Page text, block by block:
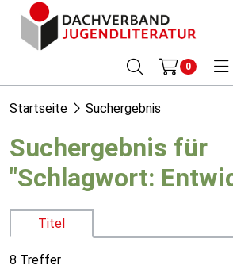
0
Startseite Suchergebnis
Suchergebnis für
"Schlagwort:
Titel
8 Treffer